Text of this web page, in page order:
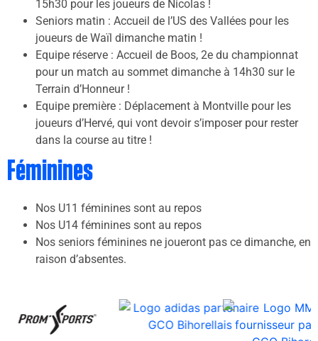
15h30 pour les joueurs de Nicolas !
Seniors matin : Accueil de l’US des Vallées pour les
joueurs de Waïl dimanche matin !
Equipe réserve : Accueil de Boos, 2e du championnat
pour un match au sommet dimanche à 14h30 sur le
Terrain d’Honneur !
Equipe première : Déplacement à Montville pour les
joueurs d’Hervé, qui vont devoir s’imposer pour rester
dans la course au titre !
Féminines
Nos U11 féminines sont au repos
Nos U14 féminines sont au repos
Nos seniors féminines ne joueront pas ce dimanche, en
raison d’absentes.